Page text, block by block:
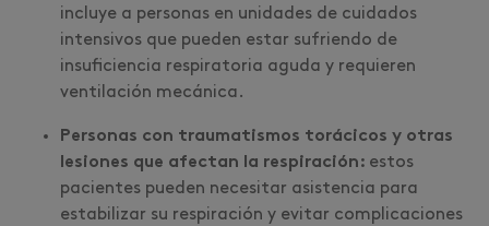
incluye a personas en unidades de cuidados
intensivos que pueden estar sufriendo de
insuficiencia respiratoria aguda y requieren
ventilación mecánica.
Personas con traumatismos torácicos y otras
lesiones que afectan la respiración: estos
pacientes pueden necesitar asistencia para
estabilizar su respiración y evitar complicaciones